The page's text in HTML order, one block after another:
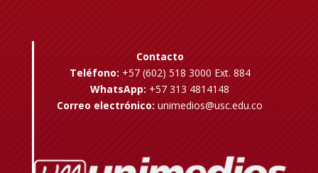
Contacto
Teléfono: +57 (602) 518 3000 Ext. 884
WhatsApp: +57 313 4814148
Correo electrónico: unimedios@usc.edu.co